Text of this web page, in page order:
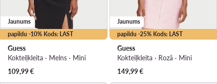
papildu -10% Kods: LAST
Jaunums
Guess
Kokteiļkleita · Melns · Mini
109,99€
papildu -25% Kods: LAST
Jaunums
Guess
Kokteiļkleita · Rozā · Mini
149,99€